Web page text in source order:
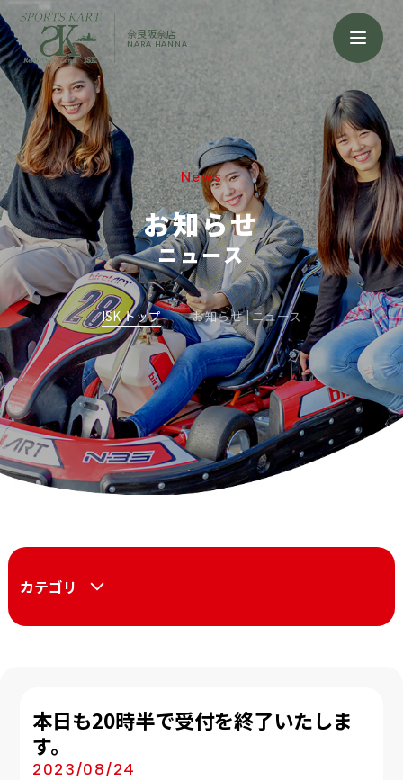
奈良阪奈店
NARA HANNA
News
お知らせ
ニュース
ISK トップ お知らせ | ニュース
カテゴリ
本日も20時半で受付を終了いたしま
す。
2023/08/24